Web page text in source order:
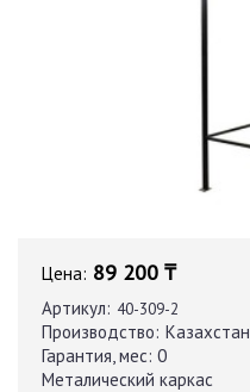
Цена: 89 200 ₸
Артикул: 40-309-2
Производство: Казахстан
Гарантия, мес: 0
Металический каркас